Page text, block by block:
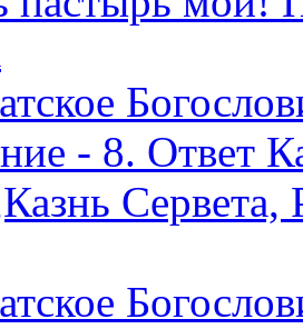
- 8. Ответ
Сервета,